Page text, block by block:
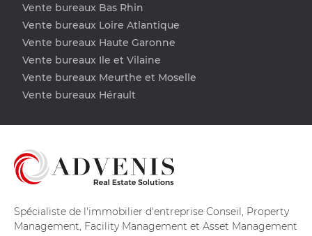
Vente bureaux Bas Rhin
Vente bureaux Loire Atlantique
Vente bureaux Haute Garonne
Vente bureaux Ile et Vilaine
Vente bureaux Meurthe et Moselle
Vente bureaux Hérault
Spécialiste de l'immobilier d'entreprise Conseil, Property
Management, Facility Management et Asset Management